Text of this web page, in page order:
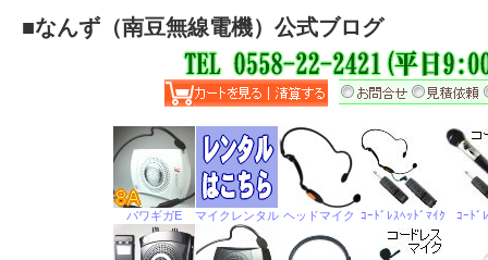
■なんず（南豆無線電機）公式ブログ